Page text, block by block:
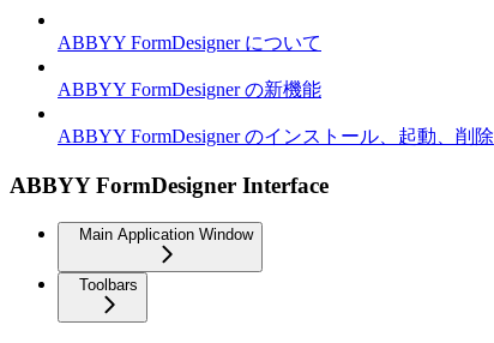
ABBYY FormDesigner について
ABBYY FormDesigner の新機能
ABBYY FormDesigner のインストール、起動、削除
ABBYY FormDesigner Interface
Main Application Window
Toolbars